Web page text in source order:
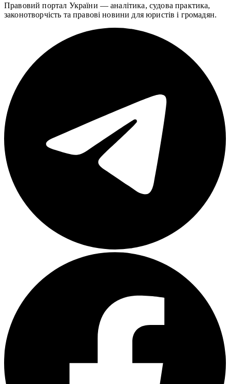
Правовий портал України — аналітика, судова практика,
законотворчість та правові новини для юристів і громадян.